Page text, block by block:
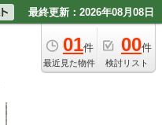
最終更新：2026年08月08日
01件
最近見た物件
00件
検討リスト